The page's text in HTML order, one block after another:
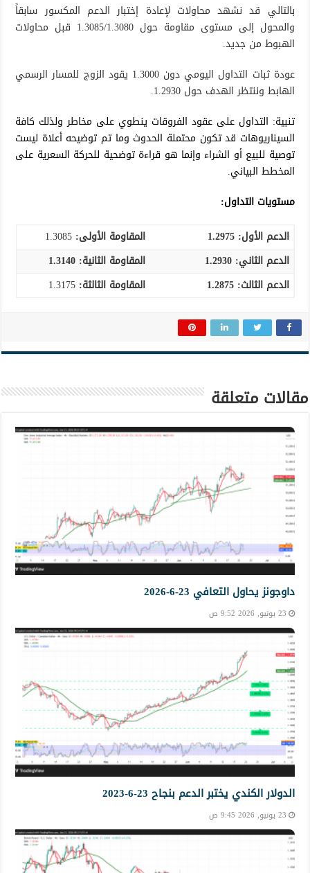
بالتالي قد نشهد محاولات لإعادة إختبار الدعم المكسور سابقاً
والمحول إلى مستوى مقاومة حول 1.3085/1.3080 قبل محاولات
الهبوط من جديد.
عودة ثبات التداول اليومي دون 1.3000 يقود الزوج للمسار الرسمي
الهابط وننتظر الهدف حول 1.2930.
تنبية: التداول على عقود الفروقات ينطوي على مخاطر ولذلك كافة
السيناريوهات قد تكون محتملة الحدوث وما تم توضيحه أعلاة ليست
توصية للبيع أو الشراء وإنما هو قراءة توضحية للحركة السعرية على
المخطط البياني.
مستويات التداول:
الدعم الأول: 1.2975
المقاومة الأولى:
الدعم الثاني: 1.2930 المقاومة الثانية: 1.3140
الدعم الثالث: المقاومة الثالثة:
مقالات متعلقة
داوجونز يحاول التعافي 23-6-2026
23 يونيو, 2026 9:52 ص
الدولار الكندي يختبر الدعم بنجاح 23-6-2023
23 يونيو, 2026 9:45 ص